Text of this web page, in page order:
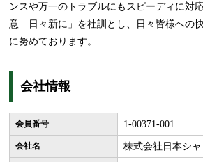
ンスや万一のトラブルにもスピーディに対
意 日々新に」を社訓とし、日々皆様への
に努めております。
会社情報
会員番号 1-00371-001
会社名 株式会社日本シ